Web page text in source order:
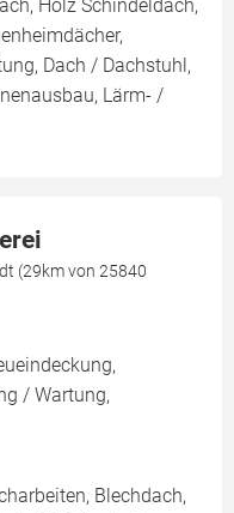
Holz Schindeldach,
Dach / Dachstuhl,
Lärm- /
(29km von 25840
/ Wartung,
Blechdach,